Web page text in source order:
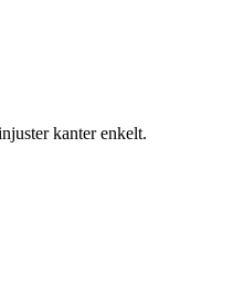
kanter enkelt.